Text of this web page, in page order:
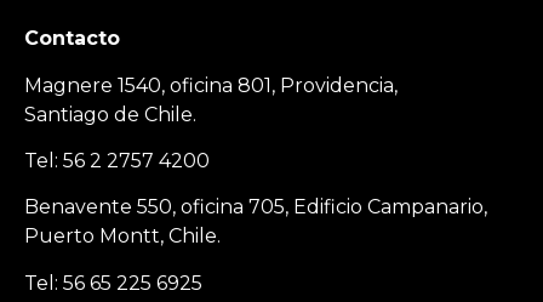
Contacto
Magnere 1540, oficina 801, Providencia,
Santiago de Chile.
Tel: 56 2 2757 4200
Benavente 550, oficina 705, Edificio Campanario,
Puerto Montt, Chile.
Tel: 56 65 225 6925